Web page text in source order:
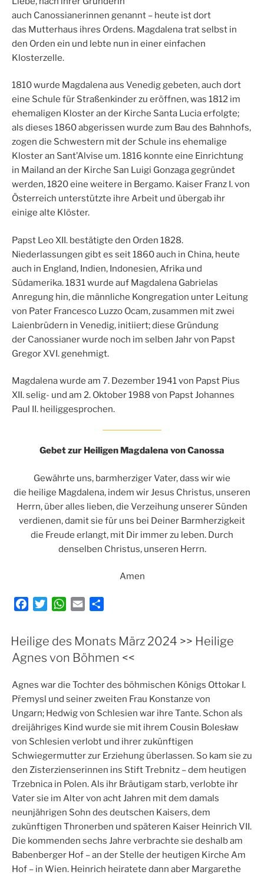
auch Canossianerinnen genannt – heute ist dort
das Mutterhaus ihres Ordens. Magdalena trat selbst in
den Orden ein und lebte nun in einer einfachen
Klosterzelle.
1810 wurde Magdalena aus Venedig gebeten, auch dort
eine Schule für Straßenkinder zu eröffnen, was 1812 im
ehemaligen Kloster an der Kirche Santa Lucia erfolgte;
als dieses 1860 abgerissen wurde zum Bau des Bahnhofs,
zogen die Schwestern mit der Schule ins ehemalige
Kloster an Sant’Alvise um. 1816 konnte eine Einrichtung
in Mailand an der Kirche San Luigi Gonzaga gegründet
werden, 1820 eine weitere in Bergamo. Kaiser Franz I. von
Österreich unterstützte ihre Arbeit und übergab ihr
einige alte Klöster.
Papst Leo XII. bestätigte den Orden 1828.
Niederlassungen gibt es seit 1860 auch in China, heute
auch in England, Indien, Indonesien, Afrika und
Südamerika. 1831 wurde auf Magdalena Gabrielas
Anregung hin, die männliche Kongregation unter Leitung
von Pater Francesco Luzzo Ocam, zusammen mit zwei
Laienbrüdern in Venedig, initiiert; diese Gründung
der Canossianer wurde noch im selben Jahr von Papst
Gregor XVI. genehmigt.
Magdalena wurde am 7. Dezember 1941 von Papst Pius
XII. selig- und am 2. Oktober 1988 von Papst Johannes
Paul II. heiliggesprochen.
Gebet zur Heiligen Magdalena von Canossa
Gewährte uns, barmherziger Vater, dass wir wie
die heilige Magdalena, indem wir Jesus Christus, unseren
Herrn, über alles lieben, die Verzeihung unserer Sünden
verdienen, damit sie für uns bei Deiner Barmherzigkeit
die Freude erlangt, mit Dir immer zu leben. Durch
denselben Christus, unseren Herrn.
Amen
e
b
o
k
t
t
r
W
t
s
p
p
i
l
l
e
Heilige des Monats März 2024 >> Heilige
Agnes von Böhmen <<
Agnes war die Tochter des böhmischen Königs Ottokar I.
Přemysl und seiner zweiten Frau Konstanze von
Ungarn; Hedwig von Schlesien war ihre Tante. Schon als
dreijähriges Kind wurde sie mit ihrem Cousin Bolesław
von Schlesien verlobt und ihrer zukünftigen
Schwiegermutter zur Erziehung überlassen. So kam sie zu
den Zisterzienserinnen ins Stift Trebnitz – dem heutigen
Trzebnica in Polen. Als ihr Bräutigam starb, verlobte ihr
Vater sie im Alter von acht Jahren mit dem damals
neunjährigen Sohn des deutschen Kaisers, dem
zukünftigen Thronerben und späteren Kaiser Heinrich VII.
Die kommenden sechs Jahre verbrachte sie deshalb am
Babenberger Hof – an der Stelle der heutigen Kirche Am
Hof – in Wien. Heinrich heiratete dann aber Margarethe